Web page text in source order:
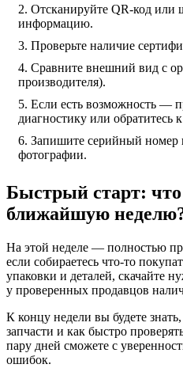
Отсканируйте QR-код или
информацию.
Проверьте наличие
Сравните внешний вид с
производителя).
Если есть возможность —
диагностику или обратитесь
Запишите серийный номер
фотографии.
Быстрый старт: что
ближайшую
На этой неделе — полностью
если собираетесь что-то
упаковки и деталей, скачайте
у проверенных продавцов
К концу недели вы будете
запчасти и как быстро
пару дней сможете с
ошибок.